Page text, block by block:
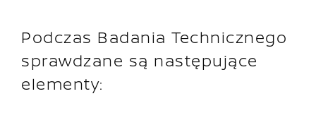
Podczas Badania Technicznego
sprawdzane są następujące
elementy: